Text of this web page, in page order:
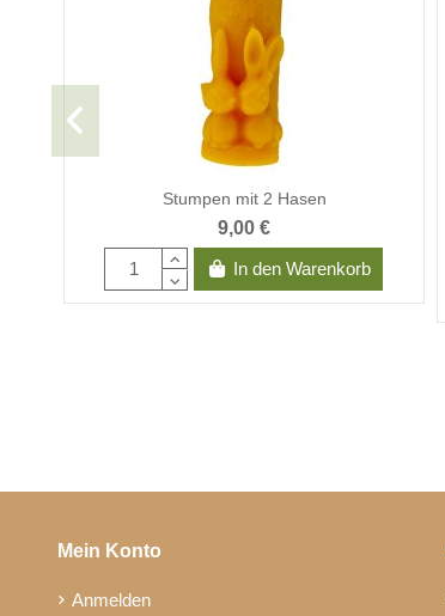
Stumpen mit 2 Hasen
9,00 €
In den Warenkorb
Mein Konto
Anmelden